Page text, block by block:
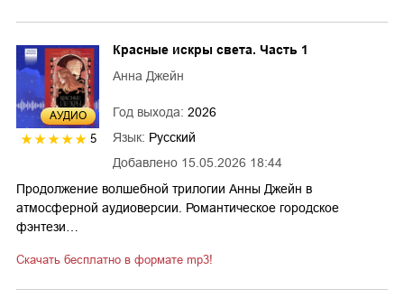
AУДИО
5
Добавлено 15.05.2026 18:44
Красные искры света. Часть 1
Анна Джейн
Год выхода: 2026
Язык: Русский
Продолжение волшебной трилогии Анны Джейн в
атмосферной аудиоверсии. Романтическое городское
фэнтези…
Скачать бесплатно в формате mp3!